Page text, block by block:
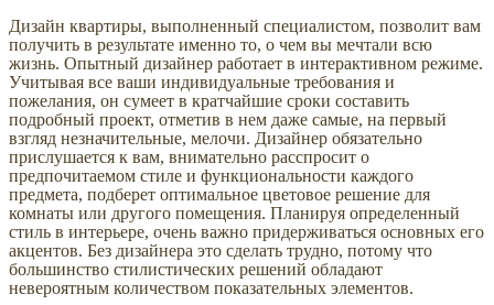
Дизайн квартиры, выполненный специалистом, позволит вам
получить в результате именно то, о чем вы мечтали всю
жизнь. Опытный дизайнер работает в интерактивном режиме.
Учитывая все ваши индивидуальные требования и
пожелания, он сумеет в кратчайшие сроки составить
подробный проект, отметив в нем даже самые, на первый
взгляд незначительные, мелочи. Дизайнер обязательно
прислушается к вам, внимательно расспросит о
предпочитаемом стиле и функциональности каждого
предмета, подберет оптимальное цветовое решение для
комнаты или другого помещения. Планируя определенный
стиль в интерьере, очень важно придерживаться основных его
акцентов. Без дизайнера это сделать трудно, потому что
большинство стилистических решений обладают
невероятным количеством показательных элементов.